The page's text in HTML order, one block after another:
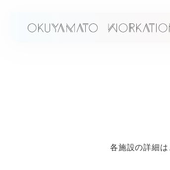
各施設の詳細は